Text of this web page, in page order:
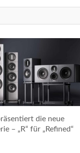
die neue
– „R“ für „Refined“